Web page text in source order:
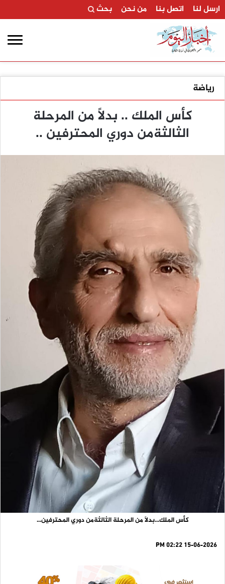
ارسل لنا اتصل بنا من نحن بحث
رياضة
كأس الملك .. بدلاً من المرحلة
الثالثةمن دوري المحترفين ..
كأس الملك...بدلاً من المرحلة الثالثةمن دوري المحترفين...
15-06-2026 02:22 PM